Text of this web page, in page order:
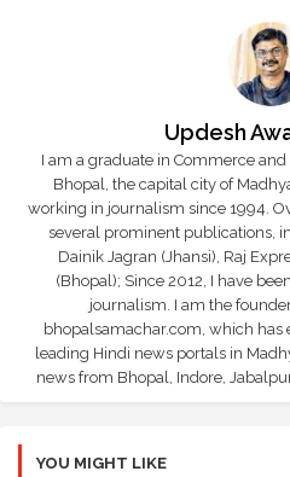
Updesh
I am a graduate in Commerce
Bhopal, the capital city of
working in journalism since 1994.
several prominent publications,
Dainik Jagran (Jhansi), Raj
(Bhopal); Since 2012, I have
journalism. I am the
bhopalsamachar.com, which has
leading Hindi news portals in
news from Bhopal, Indore,
YOU MIGHT LIKE